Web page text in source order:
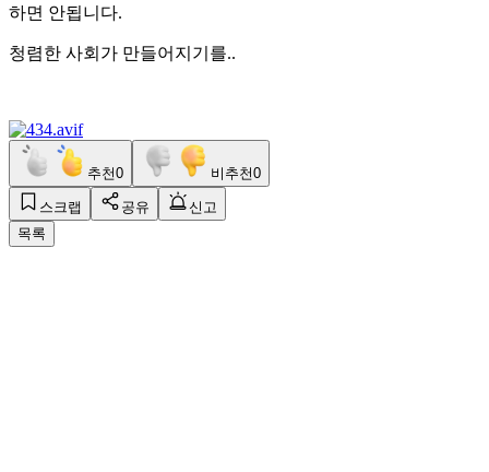
하면 안됩니다.
청렴한 사회가 만들어지기를..
추천0 비추천0
스크랩 공유
신고
목록